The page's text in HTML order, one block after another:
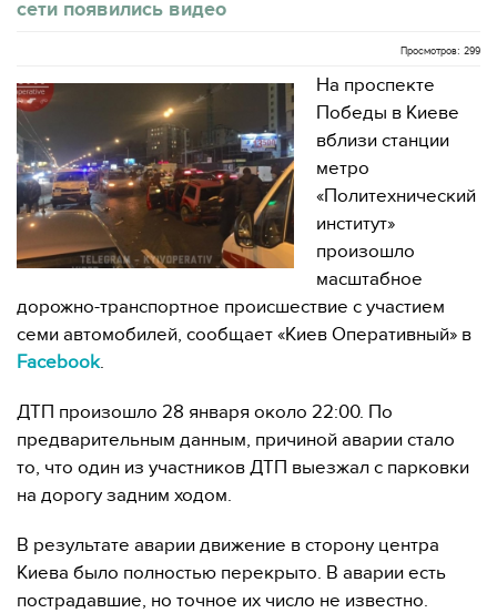
сети появились видео
Просмотров: 299
На проспекте
Победы в Киеве
вблизи станции
метро
«Политехнический
институт»
произошло
масштабное
дорожно-транспортное происшествие с участием
семи автомобилей, сообщает «Киев Оперативный» в
Facebook.
ДТП произошло 28 января около 22:00. По
предварительным данным, причиной аварии стало
то, что один из участников ДТП выезжал с парковки
на дорогу задним ходом.
В результате аварии движение в сторону центра
Киева было полностью перекрыто. В аварии есть
пострадавшие, но точное их число не известно.